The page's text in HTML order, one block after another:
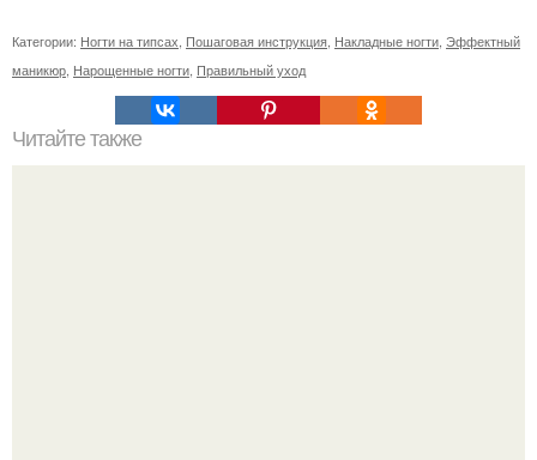
Категории: Ногти на типсах Пошаговая инструкция Накладные ногти Эффектный
маникюр Нарощенные ногти Правильный уход
Читайте также